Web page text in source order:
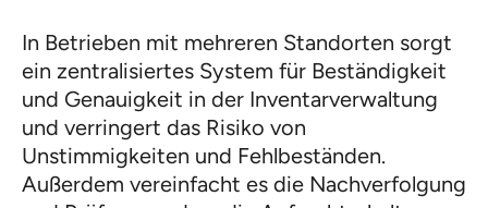
In Betrieben mit mehreren Standorten sorgt
ein zentralisiertes System für Beständigkeit
und Genauigkeit in der Inventarverwaltung
und verringert das Risiko von
Unstimmigkeiten und Fehlbeständen.
Außerdem vereinfacht es die Nachverfolgung